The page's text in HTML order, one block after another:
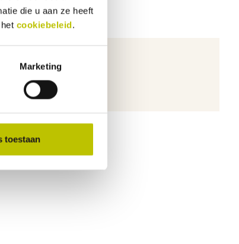
die u aan ze heeft
cookiebeleid.
Marketing
toestaan